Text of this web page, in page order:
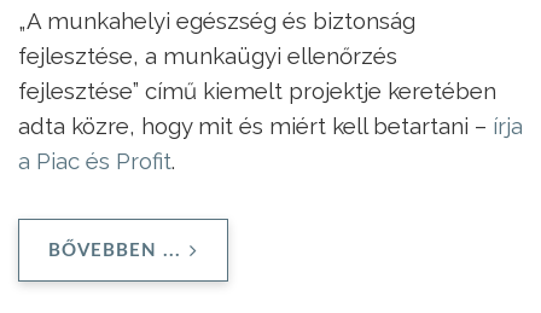
„A munkahelyi egészség és biztonság
fejlesztése, a munkaügyi ellenőrzés
fejlesztése” című kiemelt projektje keretében
adta közre, hogy mit és miért kell betartani – írja
a Piac és Profit.
BŐVEBBEN ...